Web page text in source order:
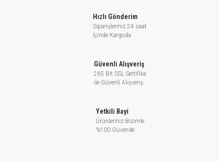
Hızlı Gönderim
Siparişleriniz 24 saat
İçinde Kargoda
Güvenli Alışveriş
265 Bit SSL Sertifika
ile Güvenli Alışveriş
Yetkili Bayi
Ürünleriniz Bizimle
%100 Güvende